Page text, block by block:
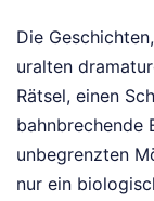
Die
uralten
Rätsel, einen
bahnbrechende
unbegrenzten
nur ein